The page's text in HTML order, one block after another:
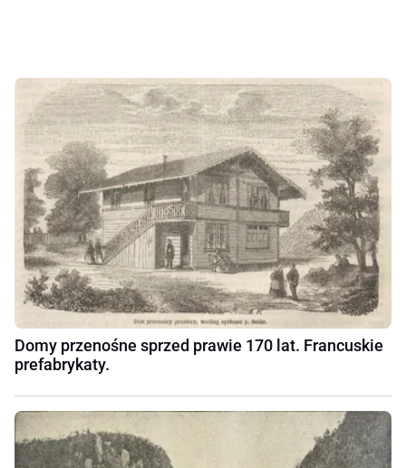
Domy przenośne sprzed prawie 170 lat. Francuskie
prefabrykaty.